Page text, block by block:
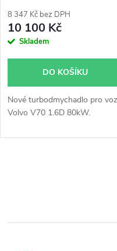
r
o
u
k
r
o
d
u
k
8 347 Kč bez DPH
10 100 Kč
Skladem
DO KOŠÍKU
Nové turbodmychadlo pro
Volvo V70 1.6D 80kW.
l